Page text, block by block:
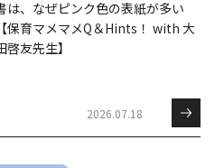
は、なぜピンク色の表紙が多い
保育マメマメQ＆Hints！ with 大
啓友先生】
2026.07.18